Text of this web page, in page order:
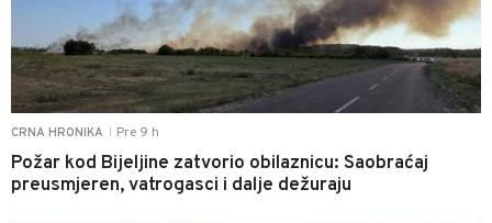
CRNA HRONIKA Pre 9 h
Požar kod Bijeljine zatvorio obilaznicu: Saobraćaj
preusmjeren, vatrogasci i dalje dežuraju